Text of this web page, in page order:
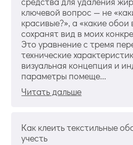
ключевой вопрос — не
красивые?», а «какие обои
сохранят вид в моих
Это уравнение с тремя
технические
визуальная концепция и
параметры помеще...
Читать дальше
Как клеить текстильные
учесть